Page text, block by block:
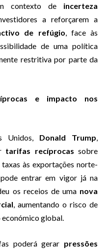
contexto de incerteza
a reforçarem a
de refúgio, face às
de uma política
restritiva por parte da
e impacto nos
Unidos, Donald Trump,
tarifas recíprocas sobre
às exportações norte-
entrar em vigor já na
os receios de uma nova
, aumentando o risco de
global.
poderá gerar pressões